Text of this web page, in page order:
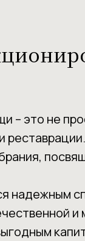
– это не
надежным